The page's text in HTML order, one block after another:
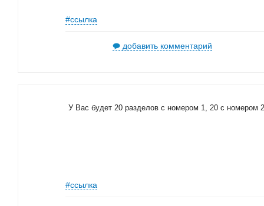
#ссылка
добавить комментарий
У Вас будет 20 разделов с номером 1, 20 с номером
#ссылка